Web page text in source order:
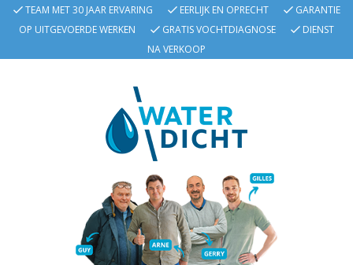
TEAM MET 30 JAAR ERVARING EERLIJK EN OPRECHT
GARANTIE
OP UITGEVOERDE WERKEN
GRATIS VOCHTDIAGNOSE
DIENST
NA VERKOOP